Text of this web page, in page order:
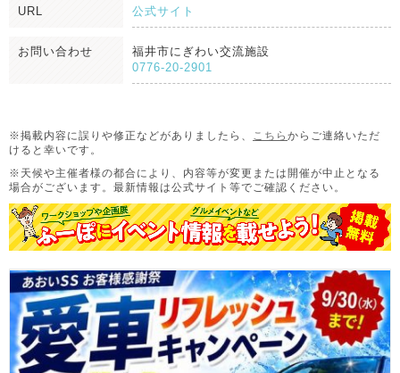
URL 公式サイト
お問い合わせ
福井市にぎわい交流施設
0776-20-2901
※掲載内容に誤りや修正などがありましたら、 こちら からご連絡いただ
けると幸いです。
※天候や主催者様の都合により、内容等が変更または開催が中止となる
場合がございます。 最新情報は公式サイト等でご確認ください。